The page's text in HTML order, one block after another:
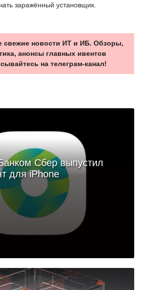
заражённый установщик.
свежие новости ИТ и ИБ. Обзоры,
анонсы главных ивентов
на телеграм-канал!
Сбер выпустил
для iPhone